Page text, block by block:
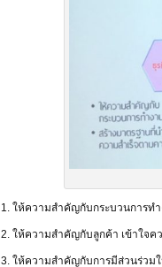
1. ให้ความสำคัญกับกระบวนการท
2. ให้ความสำคัญกับลูกค้า เข้าใจ
3. ให้ความสำคัญกับการมีส่วนร่วม